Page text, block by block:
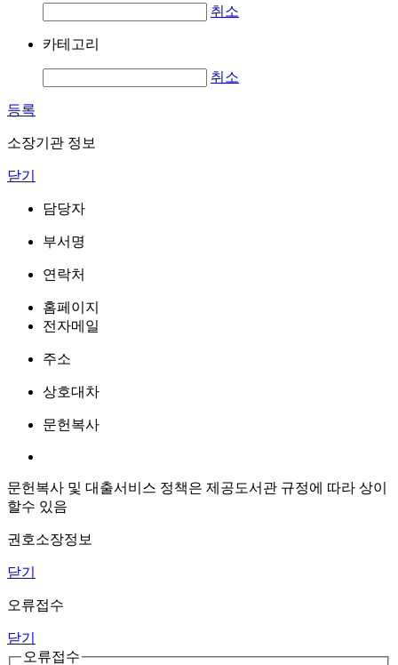
취소
카테고리
취소
등록
소장기관 정보
닫기
담당자
부서명
연락처
홈페이지
전자메일
주소
상호대차
문헌복사
문헌복사 및 대출서비스 정책은 제공도서관 규정에 따라 상이
할수 있음
권호소장정보
닫기
오류접수
닫기
오류접수